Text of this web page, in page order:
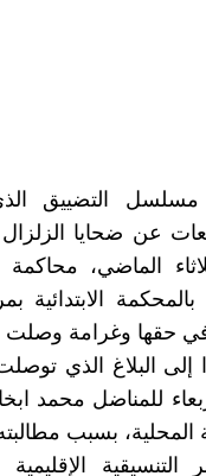
التضييق
عن ضحايا
الماضي،
بالمحكمة
حقها وغرامة وصلت إلى 150 الف
إلى البلاغ الذي
للمناضل محمد
المحلية، بسبب
التنسيقية